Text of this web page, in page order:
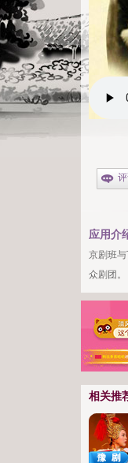
应用介
京剧班
众剧团。
相关推